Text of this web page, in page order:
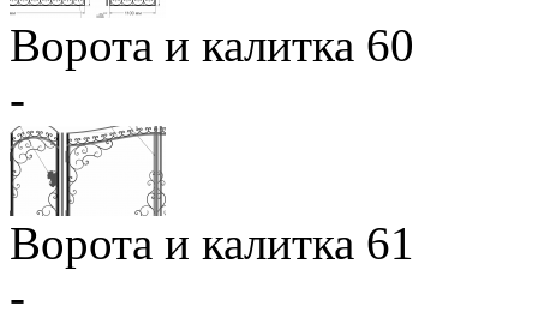
Ворота и калитка 60
-
Ворота и калитка 61
-